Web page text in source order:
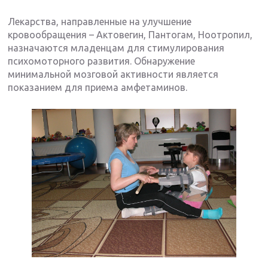
Лекарства, направленные на улучшение
кровообращения – Актовегин, Пантогам, Ноотропил,
назначаются младенцам для стимулирования
психомоторного развития. Обнаружение
минимальной мозговой активности является
показанием для приема амфетаминов.